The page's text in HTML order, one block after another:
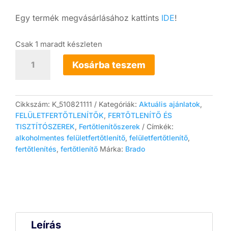
Egy termék megvásárlásához kattints IDE!
Csak 1 maradt készleten
Bradowell
alkoholmentes
spray
500
ml
mennyiség
Kosárba teszem
Cikkszám: K_510821111 Kategóriák: Aktuális ajánlatok,
FELÜLETFERTŐTLENÍTŐK, FERTŐTLENÍTŐ ÉS
TISZTÍTÓSZEREK, Fertőtlenítőszerek
Címkék:
alkoholmentes felületfertőtlenítő, felületfertőtlenítő,
fertőtlenítés, fertőtlenítő Márka: Brado
Leírás